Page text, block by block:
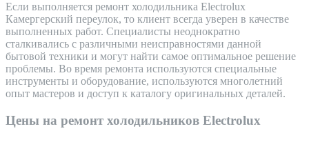
Если выполняется ремонт холодильника Electrolux
Камергерский переулок, то клиент всегда уверен в качестве
выполненных работ. Специалисты неоднократно
сталкивались с различными неисправностями данной
бытовой техники и могут найти самое оптимальное решение
проблемы. Во время ремонта используются специальные
инструменты и оборудование, используются многолетний
опыт мастеров и доступ к каталогу оригинальных деталей.
Цены на ремонт холодильников Electrolux